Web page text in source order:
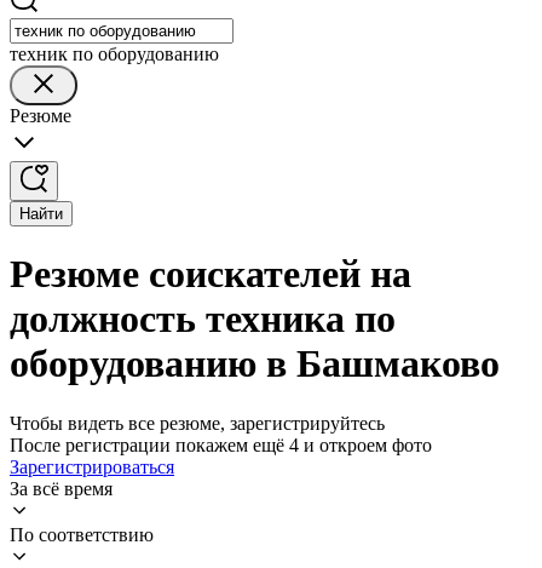
техник по оборудованию
Резюме
Найти
Резюме соискателей на
должность техника по
оборудованию в Башмаково
Чтобы видеть все резюме, зарегистрируйтесь
После регистрации покажем ещё 4 и откроем фото
Зарегистрироваться
За всё время
По соответствию